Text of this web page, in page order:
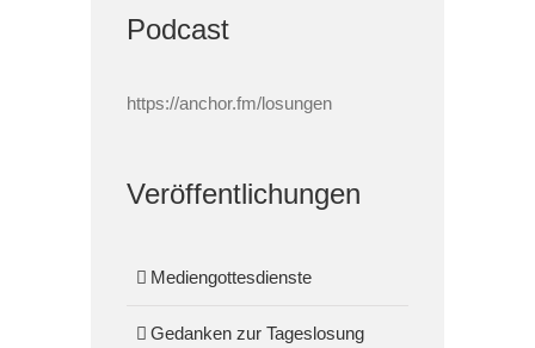
Podcast
https://anchor.fm/losungen
Veröffentlichungen
Mediengottesdienste
Gedanken zur Tageslosung